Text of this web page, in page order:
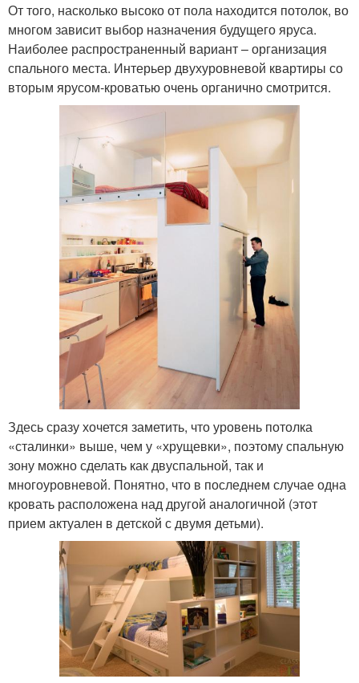
От того, насколько высоко от пола находится потолок, во
многом зависит выбор назначения будущего яруса.
Наиболее распространенный вариант – организация
спального места. Интерьер двухуровневой квартиры со
вторым ярусом-кроватью очень органично смотрится.
Здесь сразу хочется заметить, что уровень потолка
«сталинки» выше, чем у «хрущевки», поэтому спальную
зону можно сделать как двуспальной, так и
многоуровневой. Понятно, что в последнем случае одна
кровать расположена над другой аналогичной (этот
прием актуален в детской с двумя детьми).